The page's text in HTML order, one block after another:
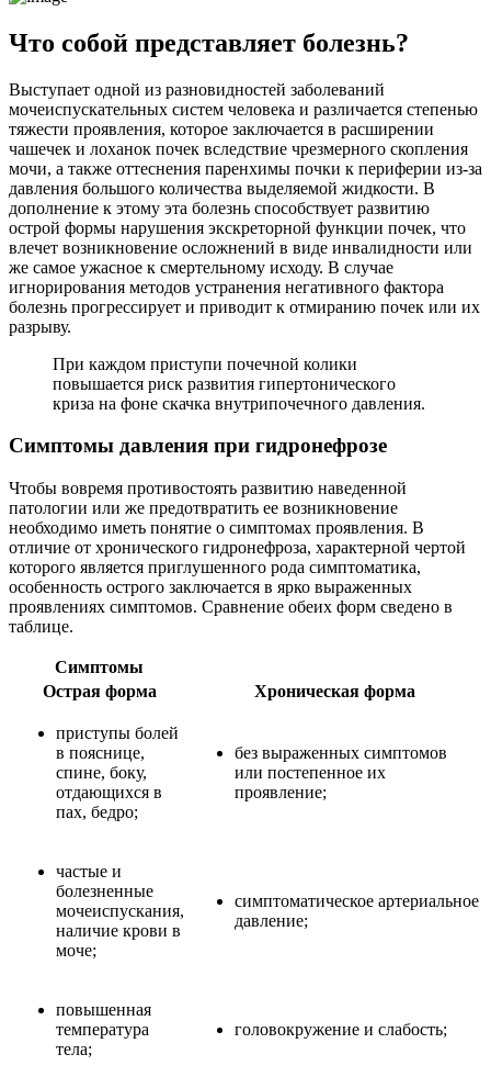
Что собой представляет болезнь?
Выступает одной из разновидностей заболеваний
мочеиспускательных систем человека и различается степенью
тяжести проявления, которое заключается в расширении
чашечек и лоханок почек вследствие чрезмерного скопления
мочи, а также оттеснения паренхимы почки к периферии из-за
давления большого количества выделяемой жидкости. В
дополнение к этому эта болезнь способствует развитию
острой формы нарушения экскреторной функции почек, что
влечет возникновение осложнений в виде инвалидности или
же самое ужасное к смертельному исходу. В случае
игнорирования методов устранения негативного фактора
болезнь прогрессирует и приводит к отмиранию почек или их
разрыву.
При каждом приступи почечной колики
повышается риск развития гипертонического
криза на фоне скачка внутрипочечного давления.
Симптомы давления при гидронефрозе
Чтобы вовремя противостоять развитию наведенной
патологии или же предотвратить ее возникновение
необходимо иметь понятие о симптомах проявления. В
отличие от хронического гидронефроза, характерной чертой
которого является приглушенного рода симптоматика,
особенность острого заключается в ярко выраженных
проявлениях симптомов. Сравнение обеих форм сведено в
таблице.
Симптомы
Острая форма
Хроническая форма
приступы болей
в пояснице,
спине, боку,
отдающихся в
пах, бедро;
без выраженных симптомов
или постепенное их
проявление;
частые и
болезненные
мочеиспускания,
наличие крови в
моче;
симптоматическое артериальное
давление;
повышенная
температура
тела;
головокружение и слабость;